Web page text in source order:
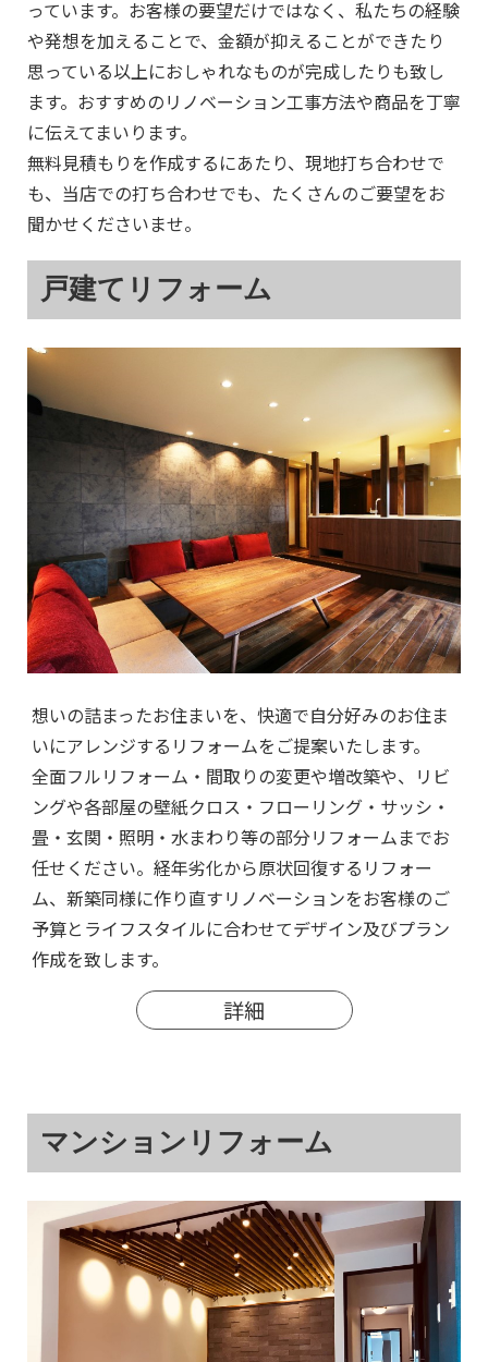
っています。お客様の要望だけではなく、私たちの経験
や発想を加えることで、金額が抑えることができたり
思っている以上におしゃれなものが完成したりも致し
ます。おすすめのリノベーション工事方法や商品を丁寧
に伝えてまいります。
無料見積もりを作成するにあたり、現地打ち合わせで
も、当店での打ち合わせでも、たくさんのご要望をお
聞かせくださいませ。
戸建てリフォーム
想いの詰まったお住まいを、快適で自分好みのお住ま
いにアレンジするリフォームをご提案いたします。
全面フルリフォーム・間取りの変更や増改築や、リビ
ングや各部屋の壁紙クロス・フローリング・サッシ・
畳・玄関・照明・水まわり等の部分リフォームまでお
任せください。経年劣化から原状回復するリフォー
ム、新築同様に作り直すリノベーションをお客様のご
予算とライフスタイルに合わせてデザイン及びプラン
作成を致します。
詳細
マンションリフォーム